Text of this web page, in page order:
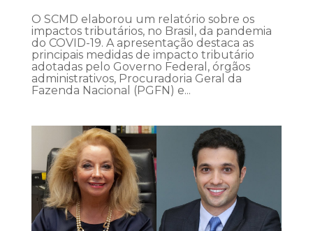
O SCMD elaborou um relatório sobre os
impactos tributários, no Brasil, da pandemia
do COVID-19. A apresentação destaca as
principais medidas de impacto tributário
adotadas pelo Governo Federal, órgãos
administrativos, Procuradoria Geral da
Fazenda Nacional (PGFN) e...